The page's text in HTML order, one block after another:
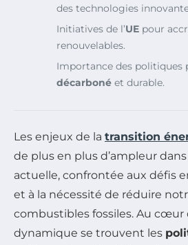
des technologies
Initiatives de l’UE pour
renouvelables.
Importance des politiques
décarboné et durable.
Les enjeux de la transition
de plus en plus d’ampleur
actuelle, confrontée aux défis
et à la nécessité de réduire
combustibles fossiles. Au cœur
dynamique se trouvent les